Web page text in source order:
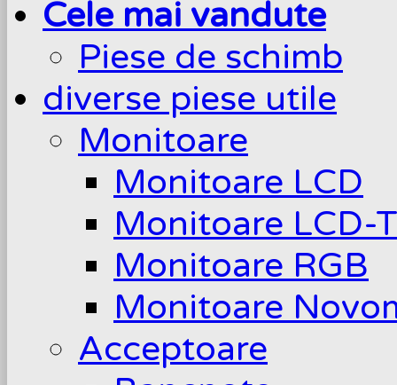
Cele mai vandute
Piese de schimb
diverse piese utile
Monitoare
Monitoare LCD
Monitoare LCD-
Monitoare RGB
Monitoare
Acceptoare